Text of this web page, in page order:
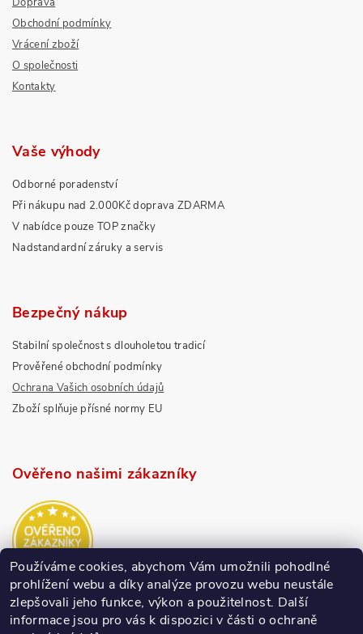
Obchodní podmínky
Vrácení zboží
O společnosti
Kontakty
Vaše výhody
Odborné poradenství
Při nákupu nad 2.000Kč doprava ZDARMA
V nabídce pouze TOP značky
Nadstandardní záruky a servis
Bezpečný nákup
Stabilní společnost s dlouholetou tradicí
Prověřené obchodní podmínky
Ochrana Vašich osobních údajů
Zboží splňuje přísné normy EU
Ověřeno našimi zákazníky
Používáme cookies, abychom Vám umožnili pohodlné
prohlížení webu a díky analýze provozu webu neustále
zlepšovali jeho funkce, výkon a použitelnost. Další
informace jsou pro vás k dispozici v části o ochraně